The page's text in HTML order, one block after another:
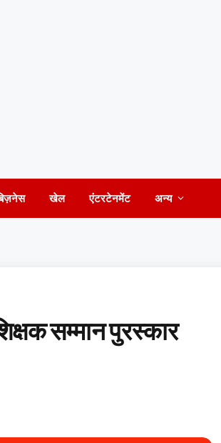
खेल एंटरटेनमेंट अन्य
सम्मान पुरस्कार